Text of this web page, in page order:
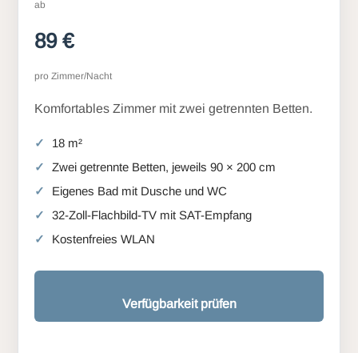
ab
89 €
pro Zimmer/Nacht
Komfortables Zimmer mit zwei getrennten Betten.
18 m²
Zwei getrennte Betten, jeweils 90 × 200 cm
Eigenes Bad mit Dusche und WC
32-Zoll-Flachbild-TV mit SAT-Empfang
Kostenfreies WLAN
Verfügbarkeit prüfen